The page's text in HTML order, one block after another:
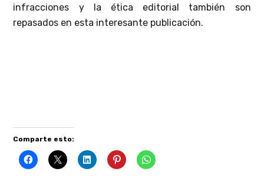
infracciones y la ética editorial también son
repasados en esta interesante publicación.
Comparte esto: